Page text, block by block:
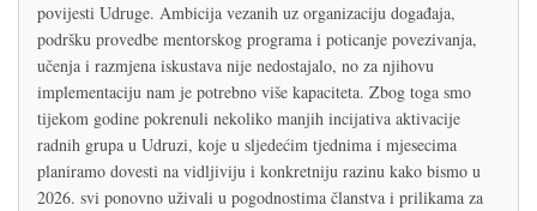
povijesti Udruge. Ambicija vezanih uz organizaciju događaja,
podršku provedbe mentorskog programa i poticanje povezivanja,
učenja i razmjena iskustava nije nedostajalo, no za njihovu
implementaciju nam je potrebno više kapaciteta. Zbog toga smo
tijekom godine pokrenuli nekoliko manjih incijativa aktivacije
radnih grupa u Udruzi, koje u sljedećim tjednima i mjesecima
planiramo dovesti na vidljiviju i konkretniju razinu kako bismo u
2026. svi ponovno uživali u pogodnostima članstva i prilikama za